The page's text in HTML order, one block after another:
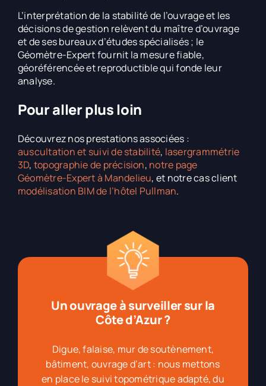
L’interprétation de la stabilité de l’ouvrage et les
décisions de gestion relèvent du maître d’ouvrage
et de ses bureaux d’études spécialisés ; le
Géomètre-Expert fournit la mesure fiable,
géoréférencée et reproductible qui fonde leur
analyse.
Pour aller plus loin
Découvrez nos prestations associées :
auscultation et suivi de stabilité, lasergrammétrie
3D, topographie de précision, notre page
Géomètre-Expert à Mandelieu, et notre cas client
modélisation BIM de l’hôtel Pullman.
Un ouvrage à surveiller sur la
Côte d’Azur ?
Digue, falaise, mur de soutènement,
bâtiment, ouvrage d’art : nous mettons
en place le suivi topométrique adapté, du